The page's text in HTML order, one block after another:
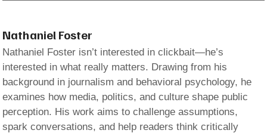
Nathaniel Foster
Nathaniel Foster isn’t interested in clickbait—he’s
interested in what really matters. Drawing from his
background in journalism and behavioral psychology, he
examines how media, politics, and culture shape public
perception. His work aims to challenge assumptions,
spark conversations, and help readers think critically